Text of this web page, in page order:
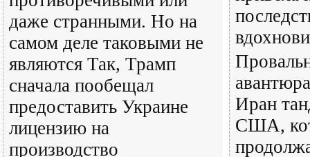
даже странными. Но на
самом деле таковыми не
являются Так, Трамп
сначала пообещал
предоставить Украине
лицензию на
производство
Иран
США,